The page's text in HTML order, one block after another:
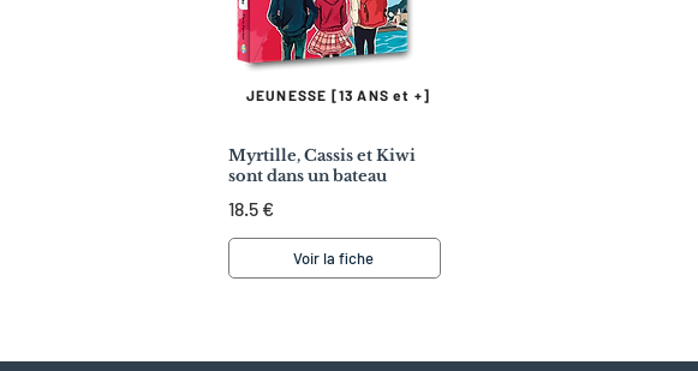
JEUNESSE [13 ANS et +]
Myrtille, Cassis et Kiwi
sont dans un bateau
18.5 €
Voir la fiche